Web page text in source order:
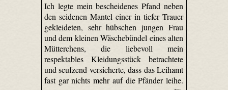
Ich legte mein bescheidenes Pfand neben
den seidenen Mantel einer in tiefer Trauer
gekleideten, sehr hübschen jungen Frau
und dem kleinen Wäschebündel eines alten
Mütterchens, die liebevoll mein
respektables Kleidungsstück betrachtete
und seufzend versicherte, dass das Leihamt
fast gar nichts mehr auf die Pfänder leihe.